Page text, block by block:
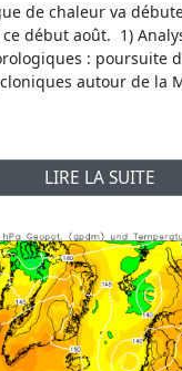
de chaleur va
début août. 1)
: poursuite
autour de la
LIRE LA SUITE